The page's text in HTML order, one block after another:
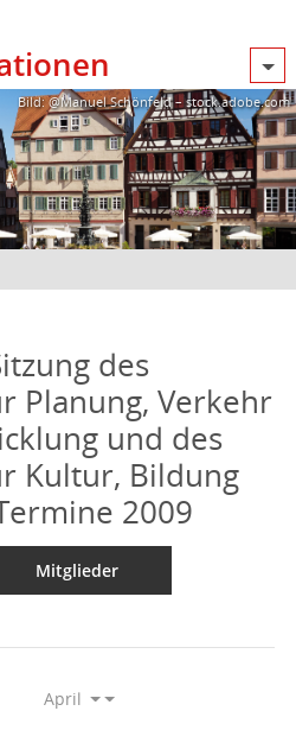
Bild: @Manuel Schönfeld – stock.adobe.com
des
Planung, Verkehr
und des
Kultur, Bildung
2009
Mitglieder
April